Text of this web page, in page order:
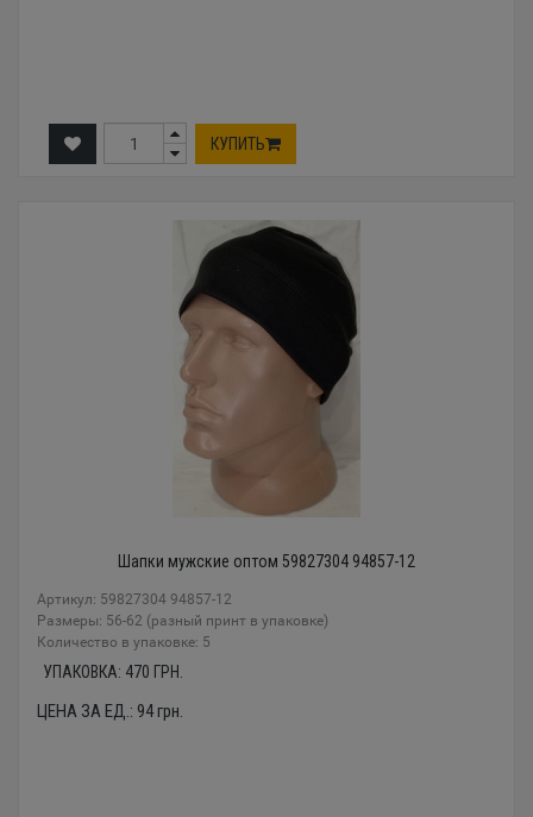
КУПИТЬ
Шапки мужские оптом 59827304 94857-12
Артикул: 59827304 94857-12
Размеры: 56-62 (разный принт в упаковке)
Количество в упаковке: 5
УПАКОВКА: 470 ГРН.
ЦЕНА ЗА ЕД.: 94грн.